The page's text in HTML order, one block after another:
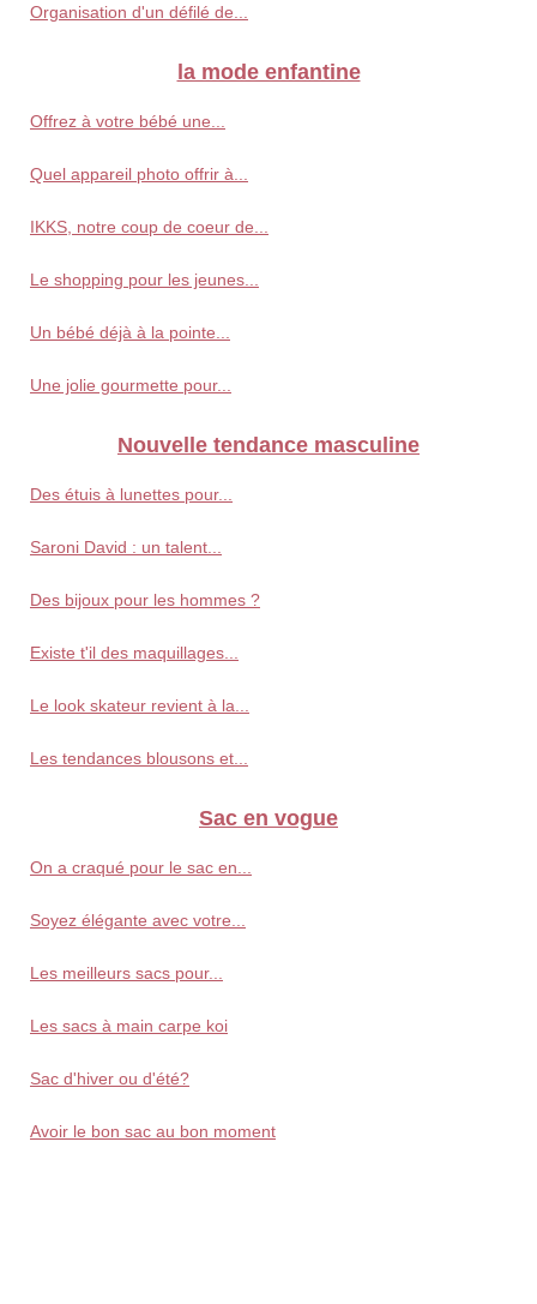
Organisation d'un défilé de...
la mode enfantine
Offrez à votre bébé une...
Quel appareil photo offrir à...
IKKS, notre coup de coeur de...
Le shopping pour les jeunes...
Un bébé déjà à la pointe...
Une jolie gourmette pour...
Nouvelle tendance masculine
Des étuis à lunettes pour...
Saroni David : un talent...
Des bijoux pour les hommes ?
Existe t'il des maquillages...
Le look skateur revient à la...
Les tendances blousons et...
Sac en vogue
On a craqué pour le sac en...
Soyez élégante avec votre...
Les meilleurs sacs pour...
Les sacs à main carpe koi
Sac d'hiver ou d'été?
Avoir le bon sac au bon moment